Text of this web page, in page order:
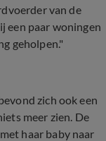
van de
een paar woningen
geholpen."
zich ook een
meer zien. De
haar baby naar